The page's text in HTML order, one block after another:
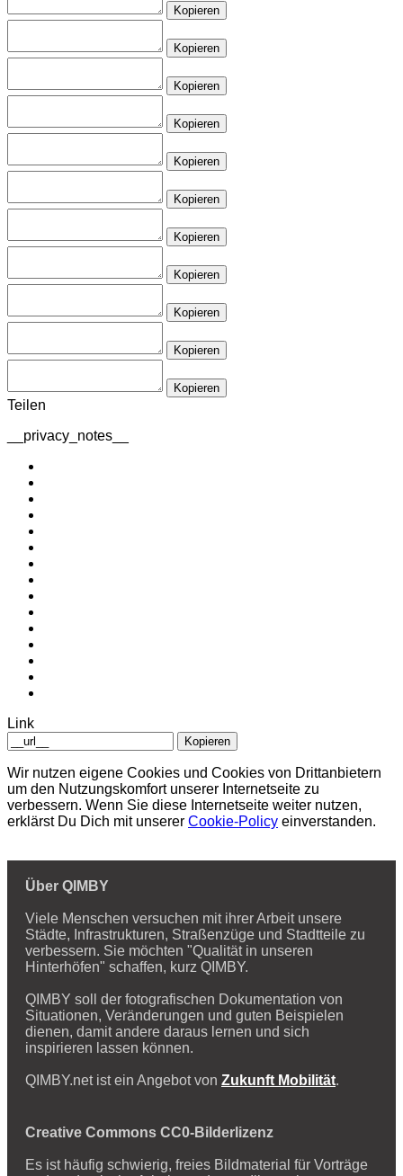
Kopieren
Kopieren
Kopieren
Kopieren
Kopieren
Kopieren
Kopieren
Kopieren
Kopieren
Kopieren
Kopieren
Teilen
__privacy_notes__
Link
Kopieren
Wir nutzen eigene Cookies und Cookies von Drittanbietern
um den Nutzungskomfort unserer Internetseite zu
verbessern. Wenn Sie diese Internetseite weiter nutzen,
erklärst Du Dich mit unserer Cookie-Policy einverstanden.
Über QIMBY
Viele Menschen versuchen mit ihrer Arbeit unsere
Städte, Infrastrukturen, Straßenzüge und Stadtteile zu
verbessern. Sie möchten "Qualität in unseren
Hinterhöfen" schaffen, kurz QIMBY.
QIMBY soll der fotografischen Dokumentation von
Situationen, Veränderungen und guten Beispielen
dienen, damit andere daraus lernen und sich
inspirieren lassen können.
QIMBY.net ist ein Angebot von Zukunft Mobilität.
Creative Commons CC0-Bilderlizenz
Es ist häufig schwierig, freies Bildmaterial für Vorträge